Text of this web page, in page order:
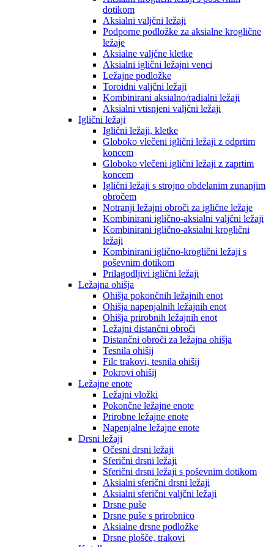
dotikom
Aksialni valjčni ležaji
Podporne podložke za aksialne kroglične
ležaje
Aksialne valjčne kletke
Aksialni iglični ležajni venci
Ležajne podložke
Toroidni valjčni ležaji
Kombinirani aksialno/radialni ležaji
Aksialni vtisnjeni valjčni ležaji
Iglični ležaji
Iglični ležaji, kletke
Globoko vlečeni iglični ležaji z odprtim
koncem
Globoko vlečeni iglični ležaji z zaprtim
koncem
Iglični ležaji s strojno obdelanim zunanjim
obročem
Notranji ležajni obroči za iglične ležaje
Kombinirani iglično-aksialni valjčni ležaji
Kombinirani iglično-aksialni kroglični
ležaji
Kombinirani iglično-kroglični ležaji s
poševnim dotikom
Prilagodljivi iglični ležaji
Ležajna ohišja
Ohišja pokončnih ležajnih enot
Ohišja napenjalnih ležajnih enot
Ohišja prirobnih ležajnih enot
Ležajni distančni obroči
Distančni obroči za ležajna ohišja
Tesnila ohišij
Filc trakovi, tesnila ohišij
Pokrovi ohišij
Ležajne enote
Ležajni vložki
Pokončne ležajne enote
Prirobne ležajne enote
Napenjalne ležajne enote
Drsni ležaji
Očesni drsni ležaji
Sferični drsni ležaji
Sferični drsni ležaji s poševnim dotikom
Aksialni sferični drsni ležaji
Aksialni sferični valjčni ležaji
Drsne puše
Drsne puše s prirobnico
Aksialne drsne podložke
Drsne plošče, trakovi